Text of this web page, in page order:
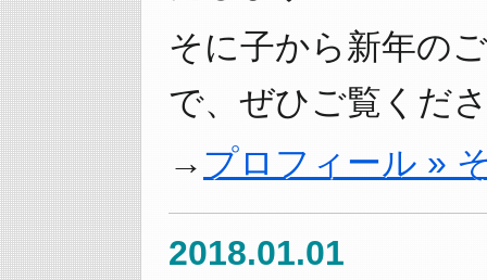
そに子から新年の
で、ぜひご覧くだ
プロフィール »
2018.01.01